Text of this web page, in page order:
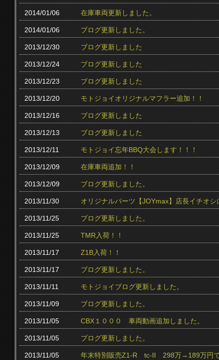
2014/01/06 在庫車両更新しました。
2014/01/06 ブログ更新しました。
2013/12/30 ブログ更新しました
2013/12/24 ブログ更新しました
2013/12/23 ブログ更新しました
2013/12/20 モトジョイオリジナルマフラー追加！！
2013/12/16 ブログ更新しました
2013/12/13 ブログ更新しました
2013/12/11 モトジョイ忘年BBQ大会します！！！
2013/12/09 在庫車両追加！！
2013/12/09 ブログ更新しました。
2013/11/30 オリジナルパーツ【JOYmax】店長イチオ
2013/11/25 ブログ更新しました。
2013/11/25 TMR入荷！！
2013/11/17 Z1B入荷！！
2013/11/17 ブログ更新しました。
2013/11/11 モトジョイブログ更新しました。
2013/11/09 ブログ更新しました。
2013/11/05 CBX１０００ 車両動画追加しました。
2013/11/05 ブログ更新しました。
2013/11/05 年末特別販売Z1-R tc‐II 298万→189万円